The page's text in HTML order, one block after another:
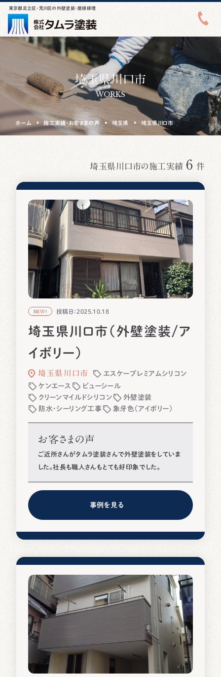
東京都足立区・荒川区の外壁塗装・屋根修理
埼玉県川口市
WORKS
ホーム 施工実績・お客さまの声 埼玉県 埼玉県川口市
埼玉県川口市の施工実績 6 件
NEW! 投稿日：2025.10.18
埼玉県川口市（外壁塗装/ア
イボリー）
埼玉県川口市
エスケープレミアムシリコン
ケンエース
ビューシール
クリーンマイルドシリコン
外壁塗装
防水・シーリング工事
象牙色（アイボリー）
お客さまの声
ご近所さんがタムラ塗装さんで外壁塗装をしていま
した。社長も職人さんもとても好印象でした。
事例を見る